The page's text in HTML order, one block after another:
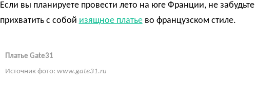
Если вы планируете провести лето на юге Франции, не забудьте
прихватить с собой изящное платьево французском стиле.
Платье Gate31
Источник фото: www.gate31.ru